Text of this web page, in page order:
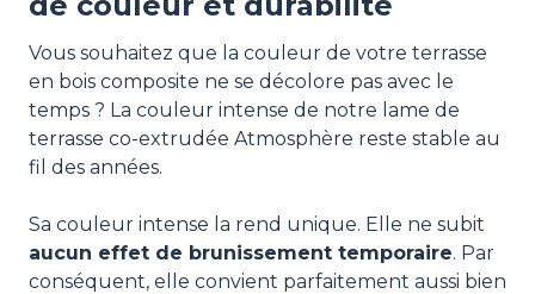
Vous souhaitez que la couleur de votre terrasse
en bois composite ne se décolore pas avec le
temps ? La couleur intense de notre lame de
terrasse co-extrudée Atmosphère reste stable au
fil des années.
Sa couleur intense la rend unique. Elle ne subit
aucun effet de brunissement temporaire. Par
conséquent, elle convient parfaitement aussi bien